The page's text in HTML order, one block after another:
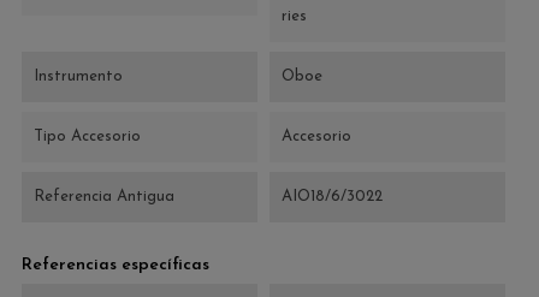
ries
Instrumento Oboe
Tipo Accesorio Accesorio
Referencia Antigua AIO18/6/3022
Referencias específicas